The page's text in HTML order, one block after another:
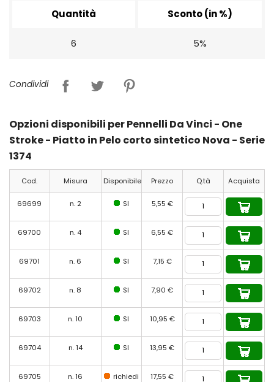
Quantità Sconto (in %)
6 5%
Condividi
Opzioni disponibili per Pennelli Da Vinci - One
Stroke - Piatto in Pelo corto sintetico Nova - Serie
1374
Cod. Misura Disponibile Prezzo Q.tà Acquista
69699 n. 2 SI 5,55 €
69700 n. 4 SI 6,55 €
69701 n. 6 SI 7,15 €
69702 n. 8 SI 7,90 €
69703 n. 10 SI 10,95 €
69704 n. 14 SI 13,95 €
69705 n. 16 richiedi 17,55 €